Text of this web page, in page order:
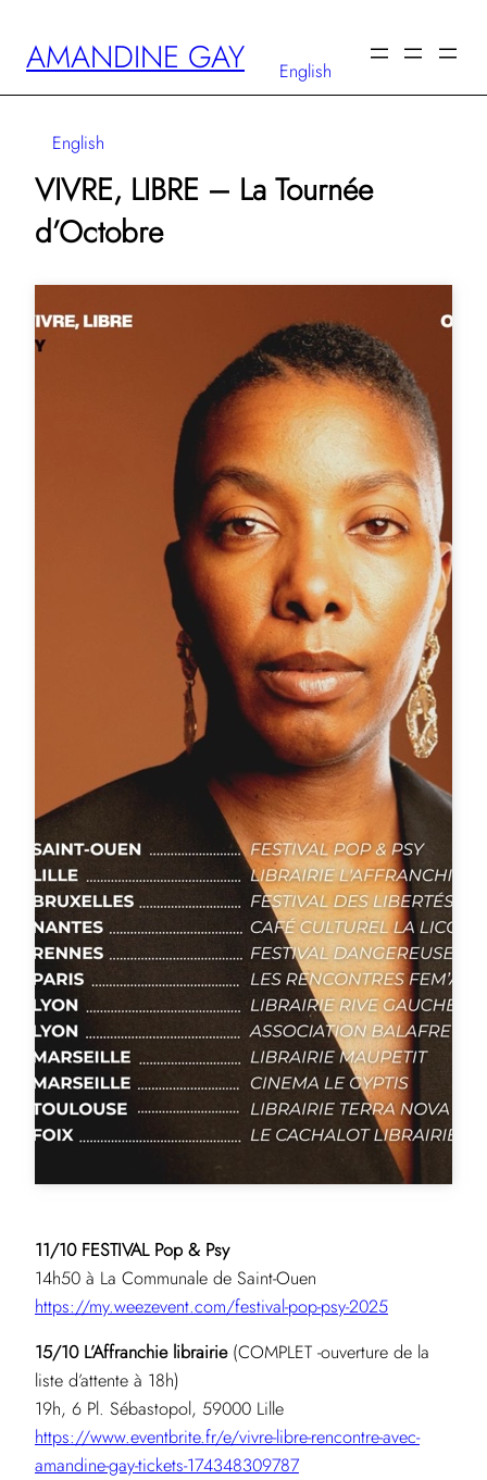
contenu
AMANDINE GAY English
English
VIVRE, LIBRE – La Tournée
d’Octobre
11/10 FESTIVAL Pop & Psy
14h50 à La Communale de Saint-Ouen
https://my.weezevent.com/festival-pop-psy-2025
15/10 L’Affranchie librairie(COMPLET -ouverture de la
liste d’attente à 18h)
19h, 6 Pl. Sébastopol, 59000 Lille
https://www.eventbrite.fr/e/vivre-libre-rencontre-avec-
amandine-gay-tickets-174348309787